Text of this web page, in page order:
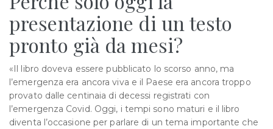
presentazione di un testo
pronto già da mesi?
«Il libro doveva essere pubblicato lo scorso anno, ma
l’emergenza era ancora viva e il Paese era ancora troppo
provato dalle centinaia di decessi registrati con
l’emergenza Covid. Oggi, i tempi sono maturi e il libro
diventa l’occasione per parlare di un tema importante che